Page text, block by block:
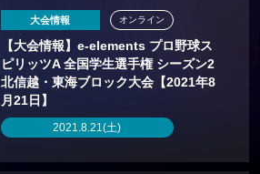
大会情報
【大会情報】e-elements プロ野球ス
ピリッツA 全国学生選手権 シーズン2
北信越・東海ブロック大会【2021年8
月21日】
2021.8.21(土)
オンライン